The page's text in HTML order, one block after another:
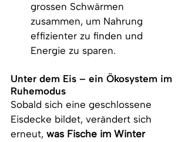
grossen Schwärmen
zusammen, um Nahrung
effizienter zu finden und
Energie zu sparen.
Unter dem Eis – ein Ökosystem im
Ruhemodus
Sobald sich eine geschlossene
Eisdecke bildet, verändert sich
erneut, was Fische im Winter